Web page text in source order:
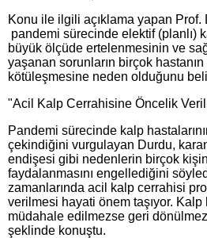
Konu ile ilgili açıklama yapan Prof.
pandemi sürecinde elektif (planlı)
büyük ölçüde ertelenmesinin ve
yaşanan sorunların birçok
kötüleşmesine neden olduğunu
"Acil Kalp Cerrahisine Öncelik
Pandemi sürecinde kalp
çekindiğini vurgulayan Durdu,
endişesi gibi nedenlerin birçok
faydalanmasını engellediğini
zamanlarında acil kalp cerrahisi
verilmesi hayati önem taşıyor. Kalp
müdahale edilmezse geri
şeklinde konuştu.